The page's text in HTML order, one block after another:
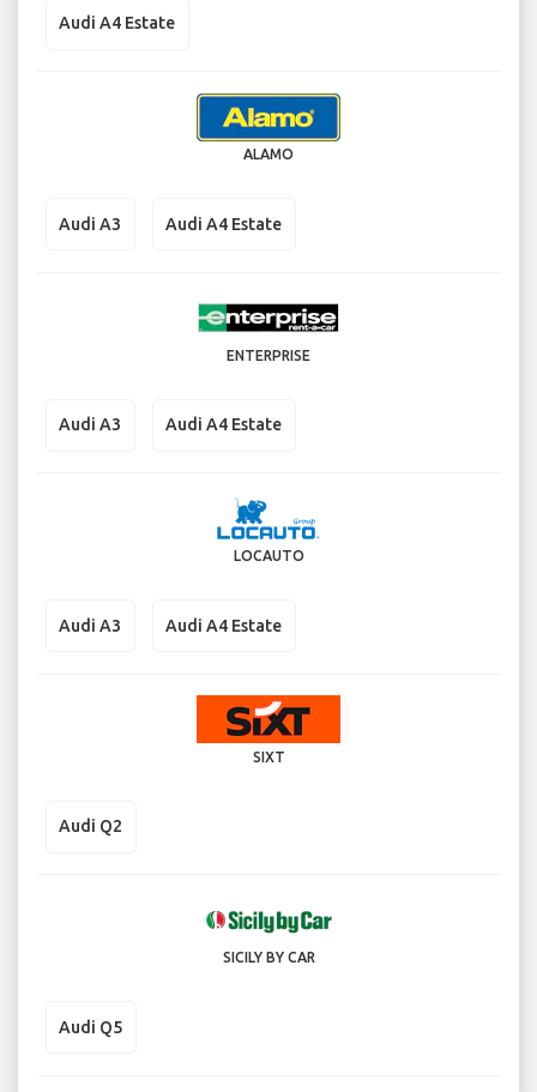
Audi A4 Estate
ALAMO
Audi A3 Audi A4 Estate
ENTERPRISE
Audi A3 Audi A4 Estate
LOCAUTO
Audi A3 Audi A4 Estate
SIXT
Audi Q2
SICILY BY CAR
Audi Q5